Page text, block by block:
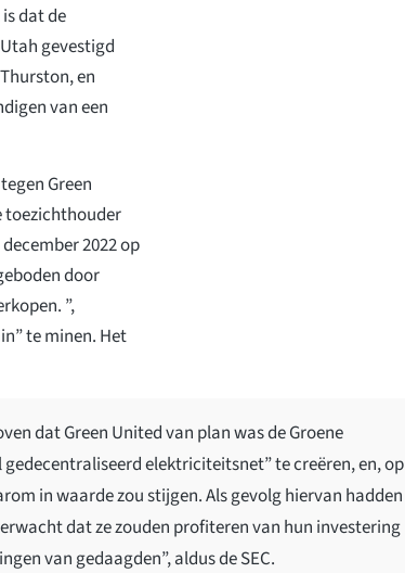
dat de
gevestigd
en
van een
Green
toezichthouder
2022 op
door
”,
te minen. Het
dat Green United van plan was de Groene
elektriciteitsnet” te creëren, en, op
in waarde zou stijgen. Als gevolg hiervan hadden
dat ze zouden profiteren van hun investering
van gedaagden”, aldus de SEC.